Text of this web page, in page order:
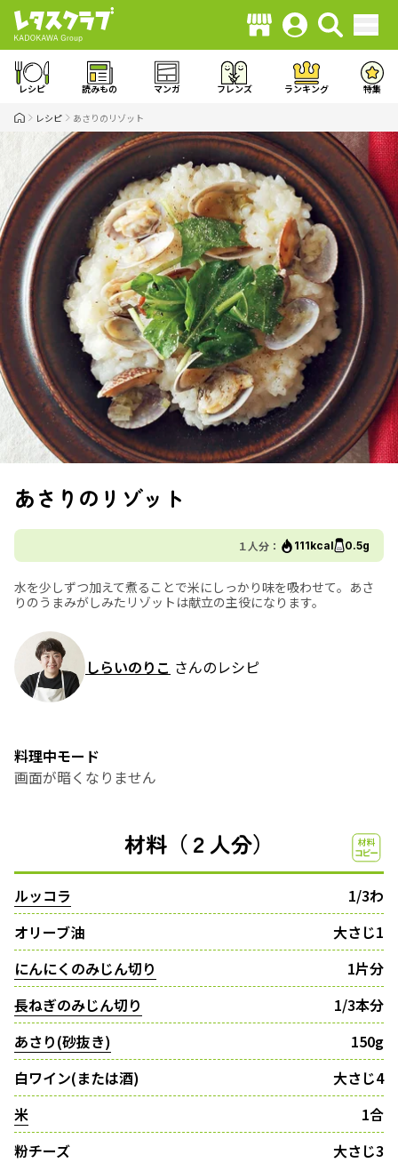
レシピ 読みもの マンガ フレンズ ランキング 特集
レシピ あさりのリゾット
あさりのリゾット
１人分： 111kcal 0.5g
水を少しずつ加えて煮ることで米にしっかり味を吸わせて。あさ
りのうまみがしみたリゾットは献立の主役になります。
しらいのりこ さんのレシピ
料理中モード
画面が暗くなりません
材料（２人分）
ルッコラ
1/3わ
オリーブ油
大さじ1
にんにくのみじん切り
1片分
長ねぎのみじん切り
1/3本分
あさり(砂抜き)
150g
白ワイン(または酒)
大さじ4
米
1合
粉チーズ
大さじ3